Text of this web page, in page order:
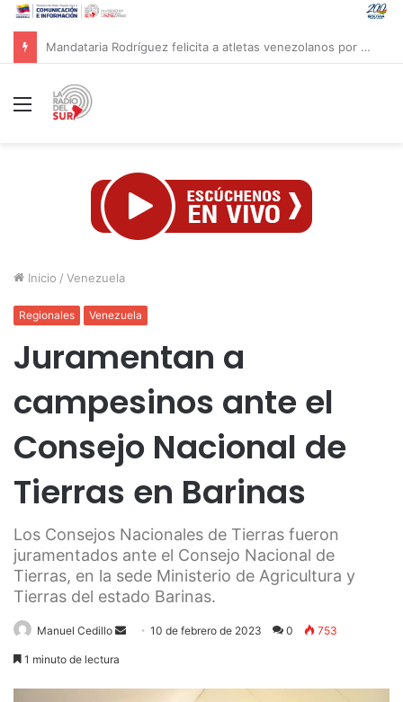
Gobierno de De la Espriella reconoce soberanía de Marruecos sobre Sáhara Occidental
Menú
Inicio / Venezuela
Regionales Venezuela
Juramentan a
campesinos ante el
Consejo Nacional de
Tierras en Barinas
Los Consejos Nacionales de Tierras fueron
juramentados ante el Consejo Nacional de
Tierras, en la sede Ministerio de Agricultura y
Tierras del estado Barinas.
Manuel Cedillo
Send10 de febrero de 2023 0 753
1 minuto de lectura